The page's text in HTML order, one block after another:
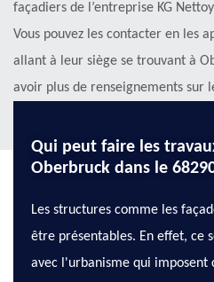
façadiers de l’entreprise KG
Vous pouvez les contacter en les
allant à leur siège se trouvant à
avoir plus de renseignements sur
Qui peut faire les
Oberbruck dans le
Les structures comme les
être présentables. En effet, ce
avec l'urbanisme qui imposent